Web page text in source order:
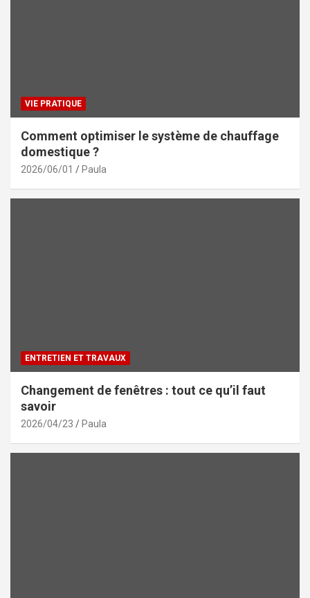
VIE PRATIQUE
Comment optimiser le système de chauffage
domestique ?
2026/06/01 Paula
ENTRETIEN ET TRAVAUX
Changement de fenêtres : tout ce qu’il faut
savoir
2026/04/23 Paula